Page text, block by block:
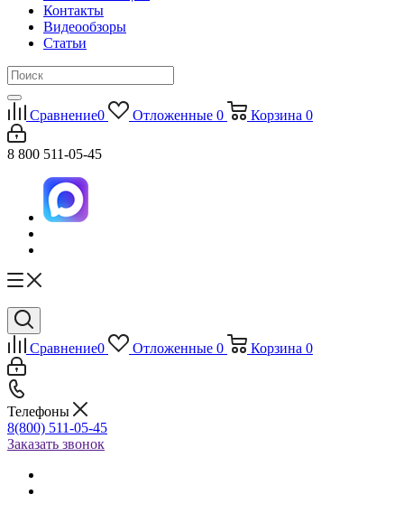
Контакты
Видеообзоры
Статьи
Сравнение0 Отложенные 0 Корзина 0
8 800 511-05-45
Сравнение0 Отложенные 0 Корзина 0
Телефоны
8(800) 511-05-45
Заказать звонок